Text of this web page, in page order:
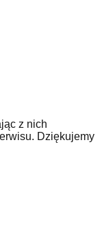
z nich
Dziękujemy